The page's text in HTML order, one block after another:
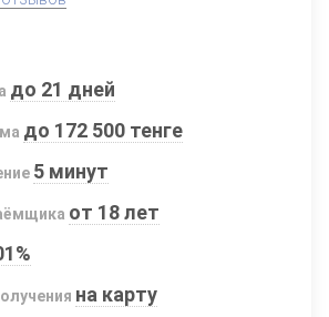
до 21 дней
до 172 500 тенге
5 минут
от 18 лет
на карту